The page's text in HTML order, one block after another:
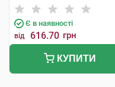
Хеель
Є в наявності
від 616.70 грн
КУПИТИ